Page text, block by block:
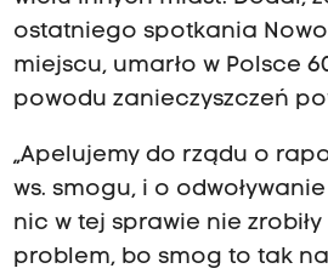
ostatniego spotkania
miejscu, umarło w Polsce
powodu zanieczyszczeń
„Apelujemy do rządu o
ws. smogu, i o
nic w tej sprawie nie
problem, bo smog to tak